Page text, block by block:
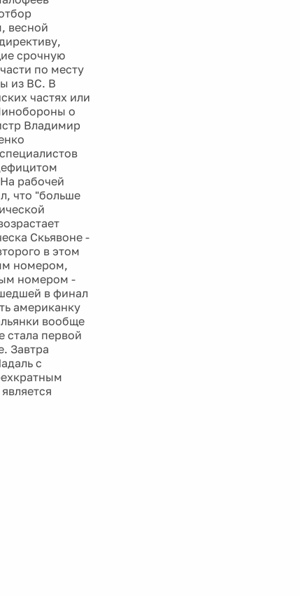
весной
срочную
по месту
из ВС. В
частях или
о
Владимир
рабочей
что "больше
Скьявоне -
в этом
номером,
ым номером -
в финал
американку
вообще
стала первой
Завтра
с